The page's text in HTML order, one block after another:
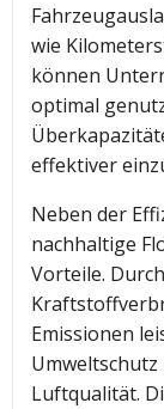
wie
können
optimal
effektiver
Neben der
nachhaltige
Vorteile.
Emissionen
Luftqualität.